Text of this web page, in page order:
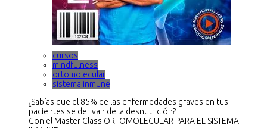
cursos
mindfulness
ortomolecular
sistema inmune
¿Sabías que el 85% de las enfermedades graves en tus
pacientes se derivan de la desnutrición?
Con el Master Class ORTOMOLECULAR PARA EL SISTEMA